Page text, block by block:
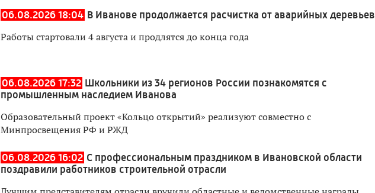
06.08.2026 18:04 В Иванове продолжается расчистка от аварийных деревьев
Работы стартовали 4 августа и продлятся до конца года
06.08.2026 17:32 Школьники из 34 регионов России познакомятся с
промышленным наследием Иванова
Образовательный проект «Кольцо открытий» реализуют совместно с
Минпросвещения РФ и РЖД
06.08.2026 16:02 С профессиональным праздником в Ивановской области
поздравили работников строительной отрасли